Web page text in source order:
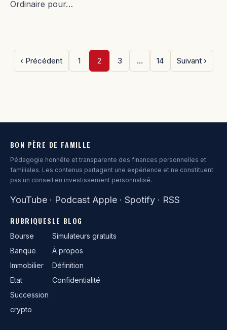
Ordinaire pour…
‹ Précédent 1 2 3 … 14 Suivant ›
BON PÈRE DE FAMILLE
Pédagogie honnête et transparente des finances personnelles et
familiales. Les contenus partagent une expérience et ne constituent
pas un conseil en investissement personnalisé.
YouTube · Podcast Apple · Spotify · RSS
RUBRIQUES
Bourse
Banque
Immobilier
Etat
Succession
crypto
LE BLOG
Simulateurs gratuits
À propos
Définition
Confidentialité